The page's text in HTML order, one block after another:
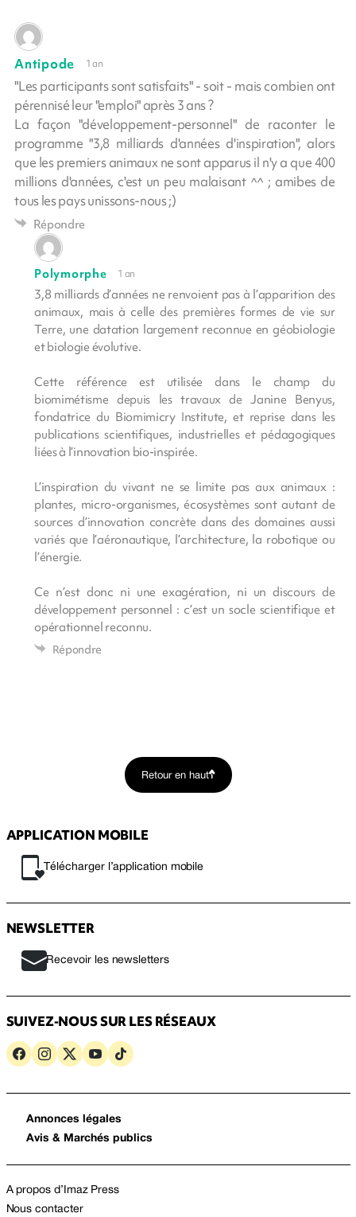
Antipode 1 an
"Les participants sont satisfaits" - soit - mais combien ont
pérennisé leur "emploi" après 3 ans ?
La façon "développement-personnel" de raconter le
programme "3,8 milliards d'années d'inspiration", alors
que les premiers animaux ne sont apparus il n'y a que 400
millions d'années, c'est un peu malaisant ^^ ; amibes de
tous les pays unissons-nous ;)
Répondre
Polymorphe 1 an
3,8 milliards d’années ne renvoient pas à l’apparition des
animaux, mais à celle des premières formes de vie sur
Terre, une datation largement reconnue en géobiologie
et biologie évolutive.
Cette référence est utilisée dans le champ du
biomimétisme depuis les travaux de Janine Benyus,
fondatrice du Biomimicry Institute, et reprise dans les
publications scientifiques, industrielles et pédagogiques
liées à l’innovation bio-inspirée.
L’inspiration du vivant ne se limite pas aux animaux :
plantes, micro-organismes, écosystèmes sont autant de
sources d’innovation concrète dans des domaines aussi
variés que l’aéronautique, l’architecture, la robotique ou
l’énergie.
Ce n’est donc ni une exagération, ni un discours de
développement personnel : c’est un socle scientifique et
opérationnel reconnu.
Répondre
Retour en haut
APPLICATION MOBILE
Télécharger l’application mobile
NEWSLETTER
Recevoir les newsletters
SUIVEZ-NOUS SUR LES RÉSEAUX
Annonces légales
Avis & Marchés publics
A propos d’Imaz Press
Nous contacter